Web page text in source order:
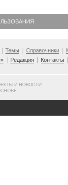
Темы Справочники
Редакция Контакты
И НОВОСТИ